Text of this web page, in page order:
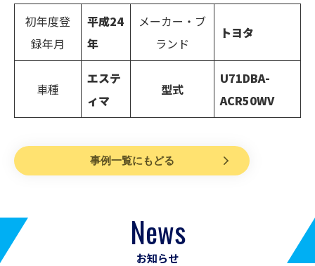
初年度登
録年月
平成24
年
メーカー・ブ
ランド
トヨタ
車種
エステ
ィマ
型式
U71DBA-
ACR50WV
事例一覧にもどる
News
お知らせ